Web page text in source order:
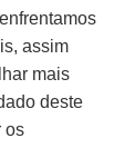
assim
mais
deste
os